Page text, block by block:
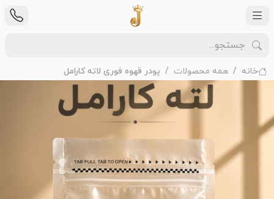
خانه همه محصولات پودر قهوه فوری لاته کارامل